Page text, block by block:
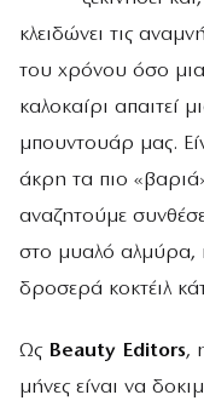
κλειδώνει τις
του χρόνου όσο
καλοκαίρι απαιτεί
μπουντουάρ μας.
άκρη τα πιο
αναζητούμε
στο μυαλό αλμύρα,
δροσερά κοκτέιλ
Ως Beauty Editors,
μήνες είναι να